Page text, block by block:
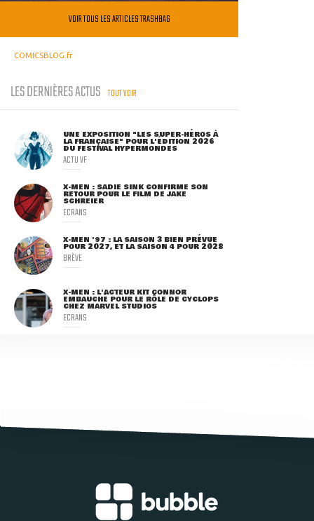
VOIR TOUS LES ARTICLES TRASHBAG
COMICSBLOG.fr
LES DERNIÈRES ACTUS TOUT VOIR
UNE EXPOSITION "LES SUPER-HÉROS À
LA FRANÇAISE" POUR L'ÉDITION 2026
DU FESTIVAL HYPERMONDES
ACTU VF
X-MEN : SADIE SINK CONFIRME SON
RETOUR POUR LE FILM DE JAKE
SCHREIER
ECRANS
X-MEN '97 : LA SAISON 3 BIEN PRÉVUE
POUR 2027, ET LA SAISON 4 POUR 2028
BRÈVE
X-MEN : L'ACTEUR KIT CONNOR
EMBAUCHÉ POUR LE RÔLE DE CYCLOPS
CHEZ MARVEL STUDIOS
ECRANS